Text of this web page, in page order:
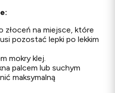
złoceń na miejsce, które
pozostać lepki po lekkim
mokry klej.
palcem lub suchym
maksymalną